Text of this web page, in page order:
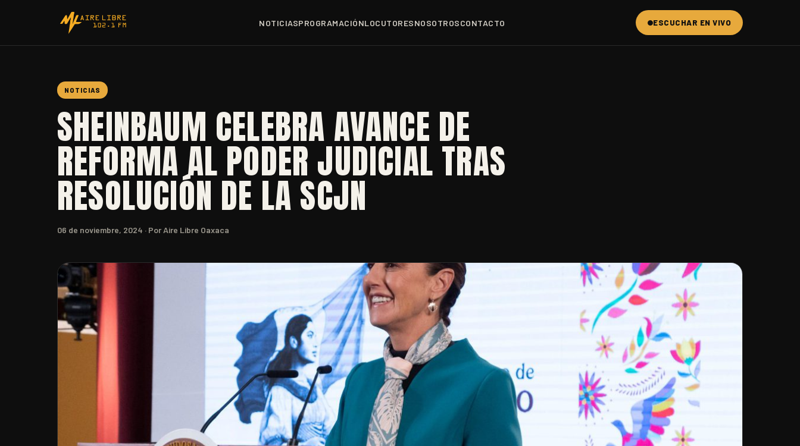
NOTICIASPROGRAMACIÓNLOCUTORESNOSOTROSCONTACTO ESCUCHAR EN VIVO
NOTICIAS
SHEINBAUM CELEBRA AVANCE DE
REFORMA AL PODER JUDICIAL TRAS
RESOLUCIÓN DE LA SCJN
06 de noviembre, 2024 · Por Aire Libre Oaxaca